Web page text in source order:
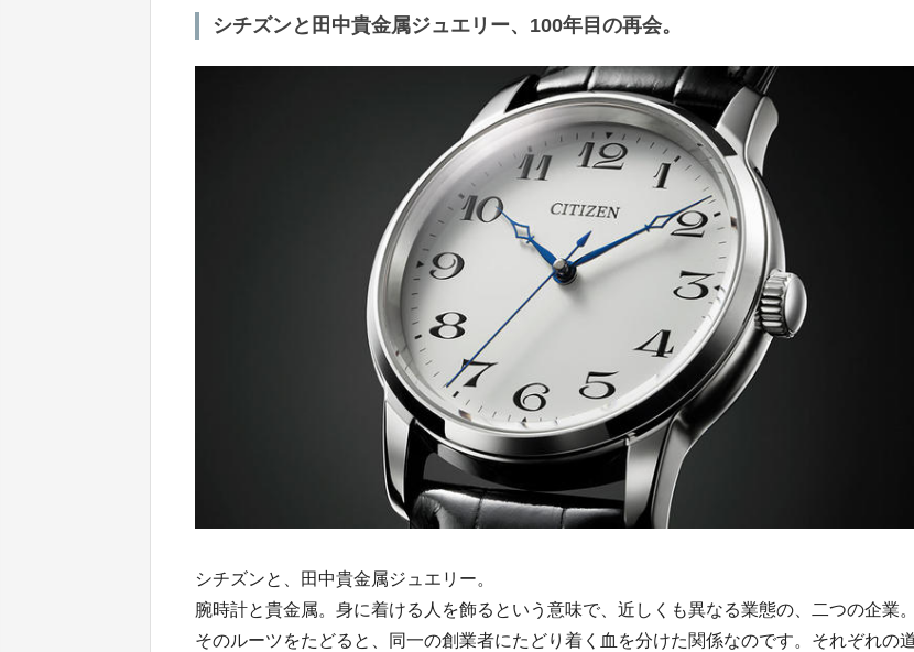
シチズンと田中貴金属ジュエリー、100年目の再会。
シチズンと、田中貴金属ジュエリー。
腕時計と貴金属。身に着ける人を飾るという意味で、近しくも異なる業態の、二つの企業。
そのルーツをたどると、同一の創業者にたどり着く血を分けた関係なのです。それぞれの